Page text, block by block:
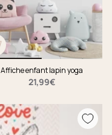
Affiche enfant lapin yoga
21,99€